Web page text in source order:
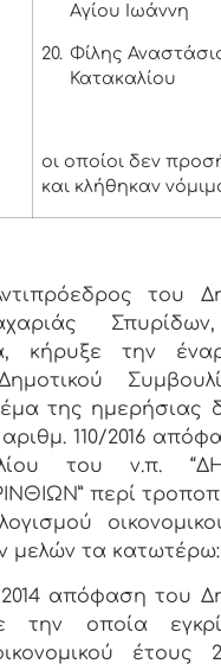
Αγίου Ιωάννη
20. Φίλης
Κατακαλίου
οι οποίοι δεν
και κλήθηκαν
του
κήρυξε την
της ημερήσιας
110/2016
του ν.π.
περί
μελών τα κατωτέρω:
2014 απόφαση του
την οποία
έτους